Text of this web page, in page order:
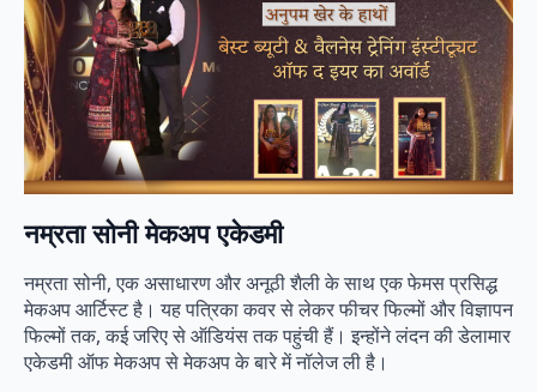
नम्रता सोनी मेकअप एकेडमी
नम्रता सोनी, एक असाधारण और अनूठी शैली के साथ एक फेमस प्रसिद्ध
मेकअप आर्टिस्ट है। यह पत्रिका कवर से लेकर फीचर फिल्मों और विज्ञापन
फिल्मों तक, कई जरिए से ऑडियंस तक पहुंची हैं। इन्होंने लंदन की डेलामार
एकेडमी ऑफ मेकअप से मेकअप के बारे में नॉलेज ली है।